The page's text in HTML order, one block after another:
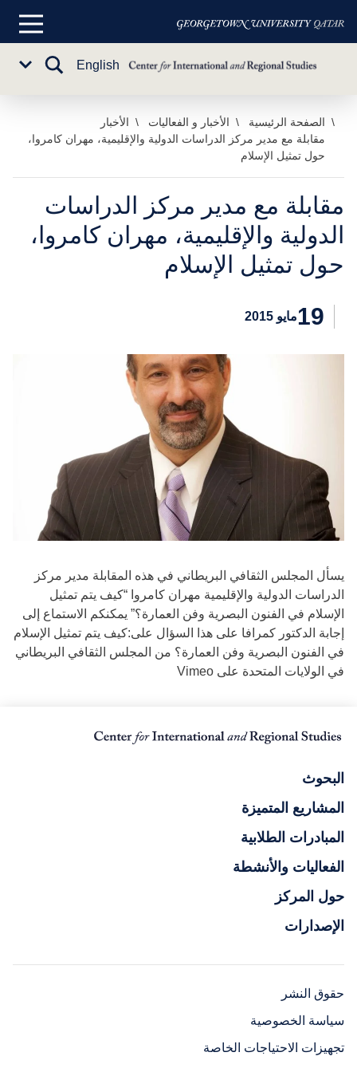
تخطي
المحتوى
الرئيسي
القائمة
English
تبديل
الصفحة الرئيسية الأخبار و الفعاليات
الأخبار
مقابلة مع مدير مركز الدراسات الدولية والإقليمية، مهران كامروا،
حول تمثيل الإسلام
مقابلة مع مدير مركز الدراسات
الدولية والإقليمية، مهران كامروا،
حول تمثيل الإسلام
19مايو 2015
يسأل المجلس الثقافي البريطاني في هذه المقابلة مدير مركز
الدراسات الدولية والإقليمية مهران كامروا “كيف يتم تمثيل
الإسلام في الفنون البصرية وفن العمارة؟” يمكنكم الاستماع إلى
إجابة الدكتور كمرافا على هذا السؤال على:كيف يتم تمثيل الإسلام
في الفنون البصرية وفن العمارة؟ من المجلس الثقافي البريطاني
في الولايات المتحدة على Vimeo
البحوث
المشاريع المتميزة
المبادرات الطلابية
الفعاليات والأنشطة
حول المركز
الإصدارات
حقوق النشر
سياسة الخصوصية
تجهيزات الاحتياجات الخاصة